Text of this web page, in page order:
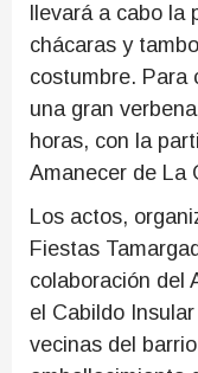
llevará a cabo
chácaras y
costumbre. Para
una gran
horas, con la
Amanecer de La
Los actos,
Fiestas
colaboración del
el Cabildo
vecinas del